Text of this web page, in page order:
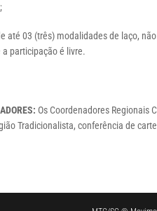
;
até 03 (três) modalidades de laço,
participação é livre.
Os Coordenadores Regionais
Tradicionalista, conferência de